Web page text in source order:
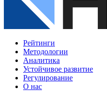
Рейтинги
Методологии
Аналитика
Устойчивое развитие
Регулирование
О нас